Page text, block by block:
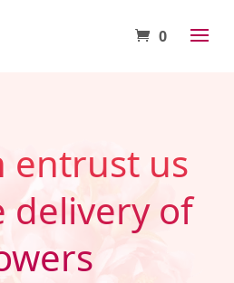
0
entrust us
delivery of